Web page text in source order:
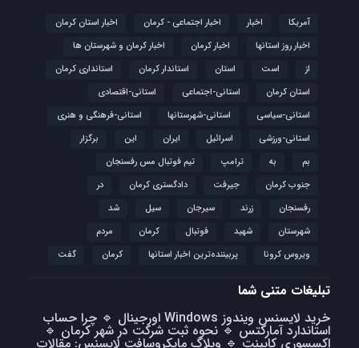
آمریکا اخبار اخبار اجتماعی - کرمان
اخبار استان کرمان
اخبار روز استانها
اخبار کرمان
اخبار کرمان و شهرستان ها
از
است استان استاندار کرمان
استانداری کرمان
استان کرمان
استانی-اجتماعی
استانی-اقتصادی
استانی-سیاسی
استانی-شهرستانها
استانی-فرهنگی و هنری
استانی-ورزشی
اسرائیل ایران این
برگزار
بم
به ترامپ
تیم فوتبال مس رفسنجان
جنوب کرمان
جیرفت دادگستری کرمان
در
رفسنجان
زرند سیرجان سیل
شد
شهرستان
شهید فوتبال كرمان
مردم
ویروس کرونا
پربیننده‌ترین اخبار استانها کرمان گفت
تبلیغات متنی شما
خرید لایسنس ویندوز Windows اورجینال
🔹 چرا حساب
استاندارد آمارکتس 🔹نحوه ثبت شرکت در شهر کرمان 🔹
اکسسوری کابینت 🔹 وبلاگ مایکروسافت لایسنس: مقالات